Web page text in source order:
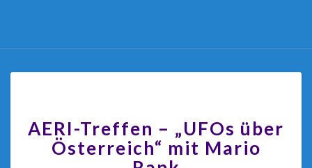
AERI-Treffen – „UFOs über
Österreich“ mit Mario